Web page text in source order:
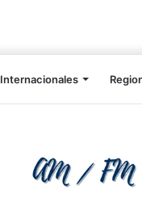
Internacionales